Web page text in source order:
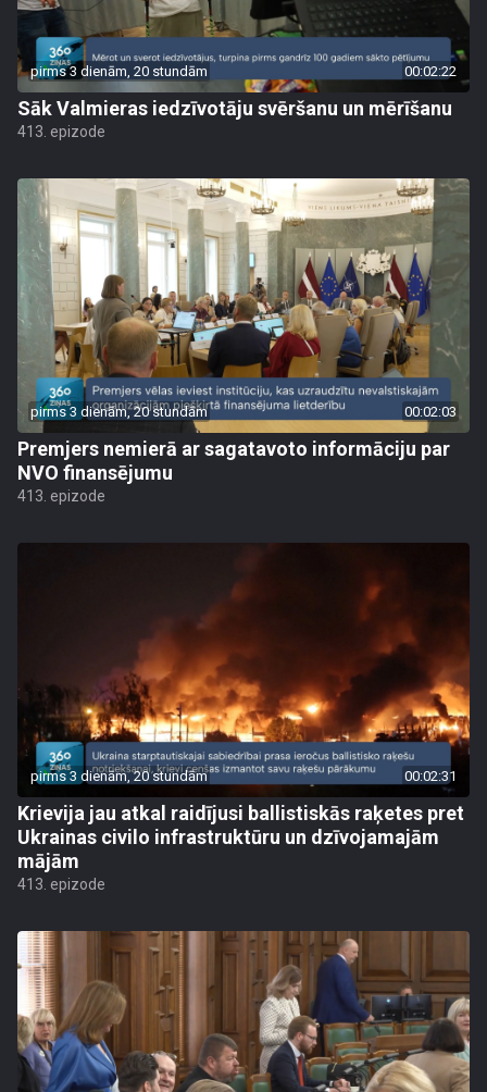
pirms 3 dienām, 20 stundām 00:02:22
Sāk Valmieras iedzīvotāju svēršanu un mērīšanu
413. epizode
pirms 3 dienām, 20 stundām 00:02:03
Premjers nemierā ar sagatavoto informāciju par
NVO finansējumu
413. epizode
pirms 3 dienām, 20 stundām 00:02:31
Krievija jau atkal raidījusi ballistiskās raķetes pret
Ukrainas civilo infrastruktūru un dzīvojamajām
mājām
413. epizode